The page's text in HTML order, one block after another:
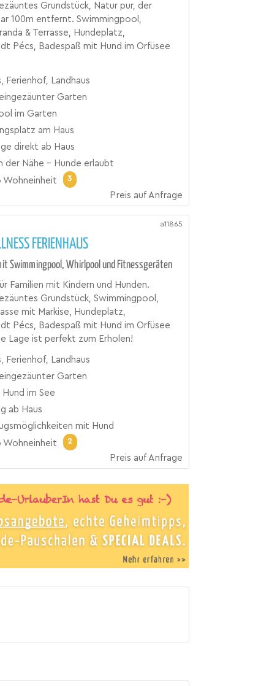
Grundstück, Natur pur, der
100m entfernt. Swimmingpool,
& Terrasse, Hundeplatz,
Pécs, Badespaß mit Hund im Orfüsee
Ferienhof, Landhaus
Garten
im Garten
am Haus
direkt ab Haus
der Nähe - Hunde erlaubt
Wohneinheit
3
Preis auf Anfrage
a11865
FERIENHAUS
Swimmingpool, Whirlpool und Fitnessgeräten
Familien mit Kindern und Hunden.
Grundstück, Swimmingpool,
mit Markise, Hundeplatz,
Pécs, Badespaß mit Hund im Orfüsee
Lage ist perfekt zum Erholen!
Ferienhof, Landhaus
Garten
im See
ab Haus
mit Hund
Wohneinheit
2
Preis auf Anfrage